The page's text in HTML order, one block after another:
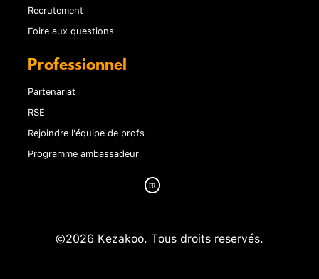
Recrutement
Foire aux questions
Professionnel
Partenariat
RSE
Rejoindre l'équipe de profs
Programme ambassadeur
©2026 Kezakoo. Tous droits reservés.